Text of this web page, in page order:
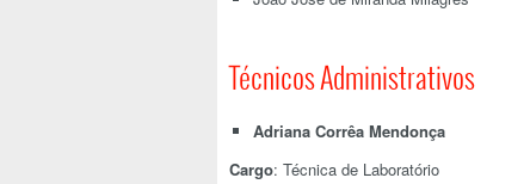
Técnicos Administrativos
Adriana Corrêa Mendonça
Cargo: Técnica de Laboratório